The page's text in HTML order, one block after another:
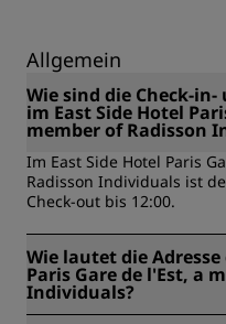
Allgemein
Wie sind die Check-
im East Side Hotel
member of Radisson
Im East Side Hotel Paris
Radisson Individuals ist
Check-out bis 12:00.
Wie lautet die Adresse
Paris Gare de l'Est, a
Individuals?